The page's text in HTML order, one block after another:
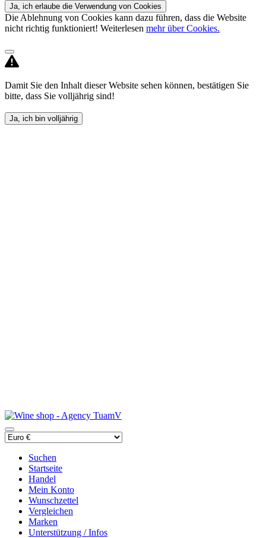
Ja, ich erlaube die Verwendung von Cookies
Die Ablehnung von Cookies kann dazu führen, dass die Website
nicht richtig funktioniert! Weiterlesen mehr über Cookies.
Damit Sie den Inhalt dieser Website sehen können, bestätigen Sie
bitte, dass Sie volljährig sind!
Ja, ich bin volljährig
Suchen
Startseite
Handel
Mein Konto
Wunschzettel
Vergleichen
Marken
Unterstützung / Infos